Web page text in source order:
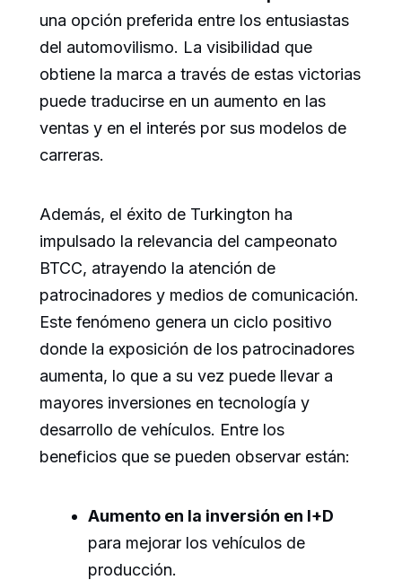
una opción preferida entre los entusiastas
del automovilismo. La visibilidad que
obtiene la marca a través de estas victorias
puede traducirse en un aumento en las
ventas y en el interés por sus modelos de
carreras.
Además, el éxito de Turkington ha
impulsado la relevancia del campeonato
BTCC, atrayendo la atención de
patrocinadores y medios de comunicación.
Este fenómeno genera un ciclo positivo
donde la exposición de los patrocinadores
aumenta, lo que a su vez puede llevar a
mayores inversiones en tecnología y
desarrollo de vehículos. Entre los
beneficios que se pueden observar están:
Aumento en la inversión en I+D
para mejorar los vehículos de
producción.